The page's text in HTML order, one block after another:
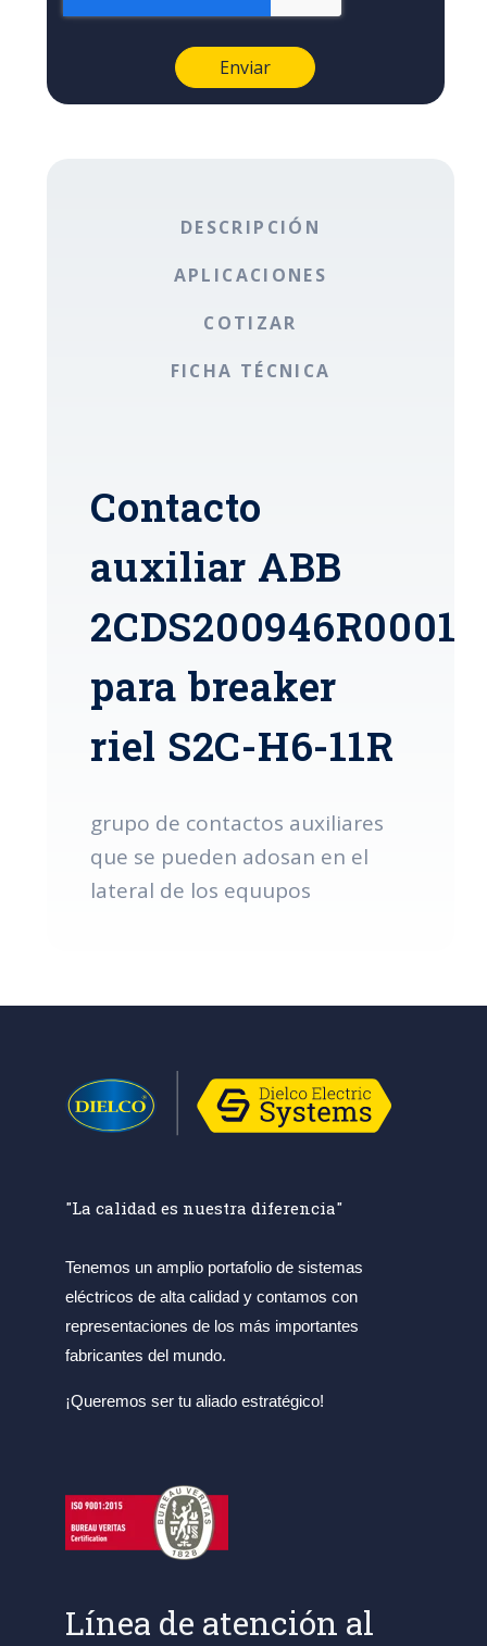
DESCRIPCIÓN
APLICACIONES
COTIZAR
FICHA TÉCNICA
Contacto
auxiliar ABB
2CDS200946R0001
para breaker
riel S2C-H6-11R
grupo de contactos auxiliares
que se pueden adosan en el
lateral de los equupos
"La calidad es nuestra diferencia"
Tenemos un amplio portafolio de sistemas
eléctricos de alta calidad y contamos con
representaciones de los más importantes
fabricantes del mundo.
¡Queremos ser tu aliado estratégico!
Línea de atención al